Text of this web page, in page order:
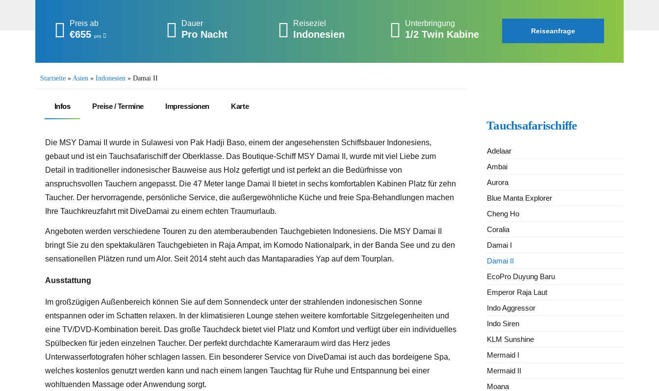
Preis ab
€655 pro
Dauer
Pro Nacht
Reiseziel
Indonesien
Unterbringung
1/2 Twin Kabine Reiseanfrage
Startseite » Asien » Indonesien » Damai II
Infos Preise / Termine Impressionen Karte
Die MSY Damai II wurde in Sulawesi von Pak Hadji Baso, einem der angesehensten Schiffsbauer Indonesiens,
gebaut und ist ein Tauchsafarischiff der Oberklasse. Das Boutique-Schiff MSY Damai II, wurde mit viel Liebe zum
Detail in traditioneller indonesischer Bauweise aus Holz gefertigt und ist perfekt an die Bedürfnisse von
anspruchsvollen Tauchern angepasst. Die 47 Meter lange Damai II bietet in sechs komfortablen Kabinen Platz für zehn
Taucher. Der hervorragende, persönliche Service, die außergewöhnliche Küche und freie Spa-Behandlungen machen
Ihre Tauchkreuzfahrt mit DiveDamai zu einem echten Traumurlaub.
Angeboten werden verschiedene Touren zu den atemberaubenden Tauchgebieten Indonesiens. Die MSY Damai II
bringt Sie zu den spektakulären Tauchgebieten in Raja Ampat, im Komodo Nationalpark, in der Banda See und zu den
sensationellen Plätzen rund um Alor. Seit 2014 steht auch das Mantaparadies Yap auf dem Tourplan.
Ausstattung
Im großzügigen Außenbereich können Sie auf dem Sonnendeck unter der strahlenden indonesischen Sonne
entspannen oder im Schatten relaxen. In der klimatisieren Lounge stehen weitere komfortable Sitzgelegenheiten und
eine TV/DVD-Kombination bereit. Das große Tauchdeck bietet viel Platz und Komfort und verfügt über ein individuelles
Spülbecken für jeden einzelnen Taucher. Der perfekt durchdachte Kameraraum wird das Herz jedes
Unterwasserfotografen höher schlagen lassen. Ein besonderer Service von DiveDamai ist auch das bordeigene Spa,
welches kostenlos genutzt werden kann und nach einem langen Tauchtag für Ruhe und Entspannung bei einer
wohltuenden Massage oder Anwendung sorgt.
Tauchsafarischiffe
Adelaar
Ambai
Aurora
Blue Manta Explorer
Cheng Ho
Coralia
Damai I
Damai II
EcoPro Duyung Baru
Emperor Raja Laut
Indo Aggressor
Indo Siren
KLM Sunshine
Mermaid I
Mermaid II
Moana